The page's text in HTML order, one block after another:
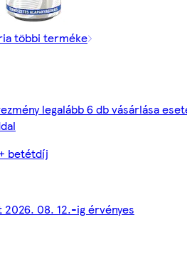
többi terméke
legalább 6 db vásárlása
betétdíj
2026. 08. 12.-ig érvényes